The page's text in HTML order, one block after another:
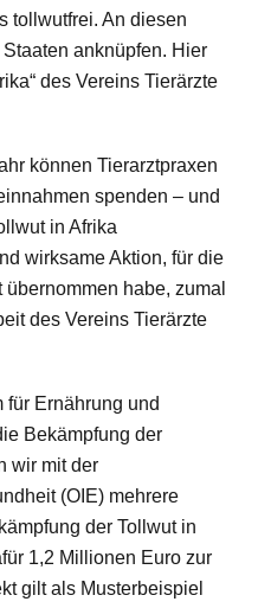
tollwutfrei. An diesen
anknüpfen. Hier
des Vereins Tierärzte
können Tierarztpraxen
spenden – und
in Afrika
wirksame Aktion, für die
habe, zumal
des Vereins Tierärzte
Ernährung und
Bekämpfung der
wir mit der
(OIE) mehrere
der Tollwut in
1,2 Millionen Euro zur
gilt als Musterbeispiel